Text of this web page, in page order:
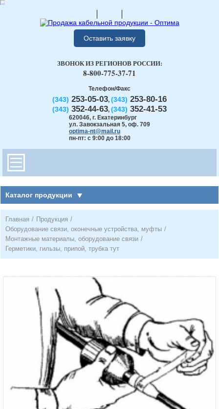
Оставить заявку
Телефон/Факс
(343) 253-05-03, (343) 253-80-16
(343) 352-44-63, (343) 352-41-53
620046, г. Екатеринбург
ул. Завокзальная 5, оф. 709
optima-nt@mail.ru
пн-пт: с 9:00 до 18:00
ЗВОНОК ИЗ РЕГИОНОВ РОССИИ:
8-800-775-37-71
Каталог продукции
Главная / Продукция /
Оборудование связи, оконечные устройства, муфты /
Монтажные материалы, оборудование связи /
Герметики, гильзы, припой, трубка тут